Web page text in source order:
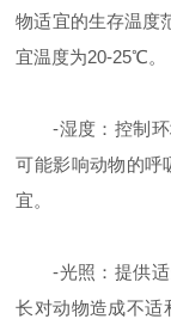
物适宜的生存温度
宜温度为20-25℃。
-湿度：控制环
可能影响动物的呼
宜。
-光照：提供适
长对动物造成不适